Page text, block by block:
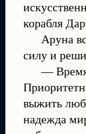
корабля
Аруна
силу и
— Время
выжить
надежда